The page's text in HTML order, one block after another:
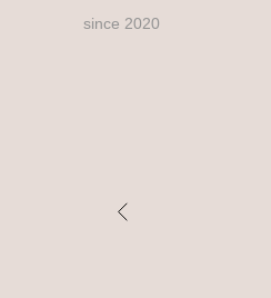
since 2020